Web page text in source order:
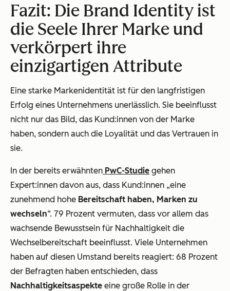
Fazit: Die Brand Identity ist
die Seele Ihrer Marke und
verkörpert ihre
einzigartigen Attribute
Eine starke Markenidentität ist für den langfristigen
Erfolg eines Unternehmens unerlässlich. Sie beeinflusst
nicht nur das Bild, das Kund:innen von der Marke
haben, sondern auch die Loyalität und das Vertrauen in
sie.
In der bereits erwähnten PwC-Studie gehen
Expert:innen davon aus, dass Kund:innen „eine
zunehmend hohe Bereitschaft haben, Marken zu
wechseln“. 79 Prozent vermuten, dass vor allem das
wachsende Bewusstsein für Nachhaltigkeit die
Wechselbereitschaft beeinflusst. Viele Unternehmen
haben auf diesen Umstand bereits reagiert: 68 Prozent
der Befragten haben entschieden, dass
Nachhaltigkeitsaspekte eine große Rolle in der